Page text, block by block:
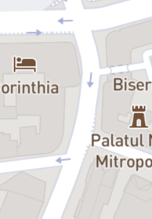
care le-a înșelat.
Comedia abordează teme precum
iubire și conține schimburi de replici
irezistibile și situații comice istețe, în
ironie. Scrisă de Aldo Lo Castro,
teatru amuzantă și inteligentă, care
hohote și să se simtă bine.